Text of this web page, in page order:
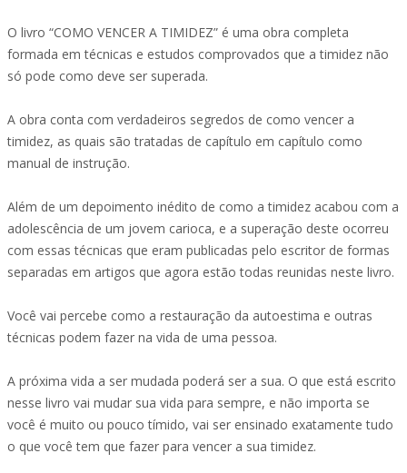
O livro “COMO VENCER A TIMIDEZ” é uma obra completa
formada em técnicas e estudos comprovados que a timidez não
só pode como deve ser superada.
A obra conta com verdadeiros segredos de como vencer a
timidez, as quais são tratadas de capítulo em capítulo como
manual de instrução.
Além de um depoimento inédito de como a timidez acabou com a
adolescência de um jovem carioca, e a superação deste ocorreu
com essas técnicas que eram publicadas pelo escritor de formas
separadas em artigos que agora estão todas reunidas neste livro.
Você vai percebe como a restauração da autoestima e outras
técnicas podem fazer na vida de uma pessoa.
A próxima vida a ser mudada poderá ser a sua. O que está escrito
nesse livro vai mudar sua vida para sempre, e não importa se
você é muito ou pouco tímido, vai ser ensinado exatamente tudo
o que você tem que fazer para vencer a sua timidez.